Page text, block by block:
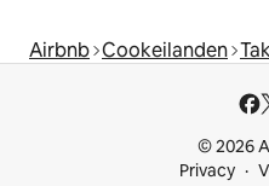
Airbnb Cookeilanden
© 2026
Privacy